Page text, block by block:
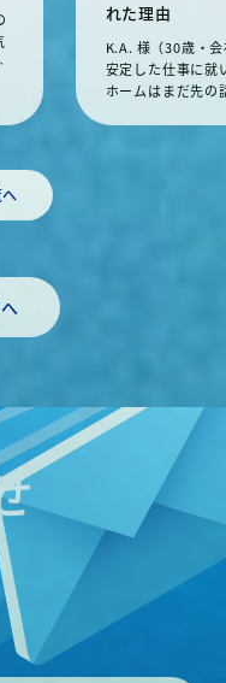
れた理由
K.A. 様（30歳・
安定した仕事に就
ホームはまだ先の
せも経て、初回の
「もっと時間がか
ど、いざ動いて
った」と振り返
ント 「K.A. 様は
断がとても明確で
います。」（担
別：新築建築 ・